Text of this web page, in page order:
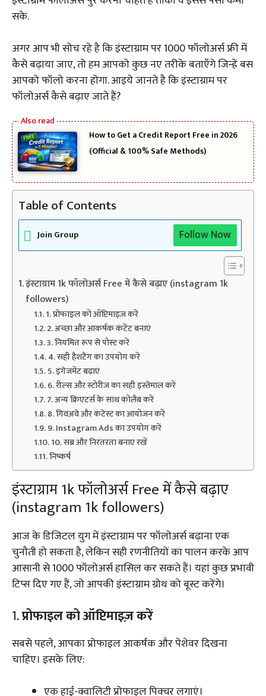
सके.
अगर आप भी सोच रहे है कि इंस्टाग्राम पर 1000 फॉलोअर्स फ्री में
कैसे बढ़ाया जाए, तो हम आपको कुछ नए तरीके बताएँगे जिन्हें बस
आपको फॉलो करना होगा. आइये जानते है कि इंस्टाग्राम पर
फॉलोअर्स कैसे बढ़ाए जाते हैं?
How to Get a Credit Report Free in 2026
(Official & 100% Safe Methods)
Table of Contents
Join Group Follow Now
इंस्टाग्राम 1k फॉलोअर्स Free में कैसे बढ़ाए (instagram 1k
followers)
1. प्रोफाइल को ऑप्टिमाइज़ करें
2. अच्छा और आकर्षक कंटेंट बनाएं
3. नियमित रूप से पोस्ट करें
4. सही हैशटैग का उपयोग करें
5. इंगेजमेंट बढ़ाएं
6. रील्स और स्टोरीज का सही इस्तेमाल करें
7. अन्य क्रिएटर्स के साथ कोलैब करें
8. गिवअवे और कंटेस्ट का आयोजन करें
9. Instagram Ads का उपयोग करें
10. सब्र और निरंतरता बनाए रखें
निष्कर्ष
इंस्टाग्राम 1k फॉलोअर्स Free में कैसे बढ़ाए
(instagram 1k followers)
आज के डिजिटल युग में इंस्टाग्राम पर फॉलोअर्स बढ़ाना एक
चुनौती हो सकता है, लेकिन सही रणनीतियों का पालन करके आप
आसानी से 1000 फॉलोअर्स हासिल कर सकते हैं। यहां कुछ प्रभावी
टिप्स दिए गए हैं, जो आपकी इंस्टाग्राम ग्रोथ को बूस्ट करेंगे।
1.प्रोफाइल को ऑप्टिमाइज़ करें
सबसे पहले, आपका प्रोफाइल आकर्षक और पेशेवर दिखना
चाहिए। इसके लिए:
एक हाई-क्वालिटी प्रोफाइल पिक्चर लगाएं।